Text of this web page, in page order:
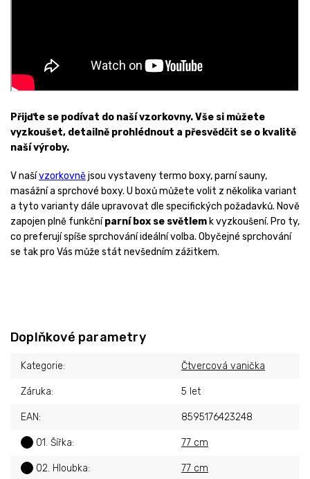
Přijďte se podívat do naší vzorkovny. Vše si můžete
vyzkoušet, detailně prohlédnout a přesvědčit se o kvalitě
naší výroby.
V našívzorkovnějsou vystaveny termo boxy, parní sauny,
masážní a sprchové boxy. U boxů můžete volit z několika variant
a tyto varianty dále upravovat dle specifických požadavků. Nově
zapojen plně funkčníparní box se světlem k vyzkoušení. Pro ty,
co preferují spíše sprchování ideální volba. Obyčejné sprchování
se tak pro Vás může stát nevšedním zážitkem.
Doplňkové parametry
Kategorie: Čtvercová vanička
Záruka: 5 let
EAN: 8595176423248
01. Šířka: 77 cm
02. Hloubka: 77 cm